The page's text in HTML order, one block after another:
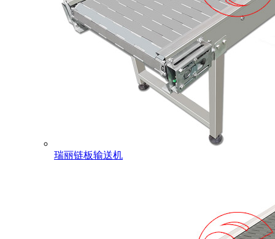
瑞丽链板输送机